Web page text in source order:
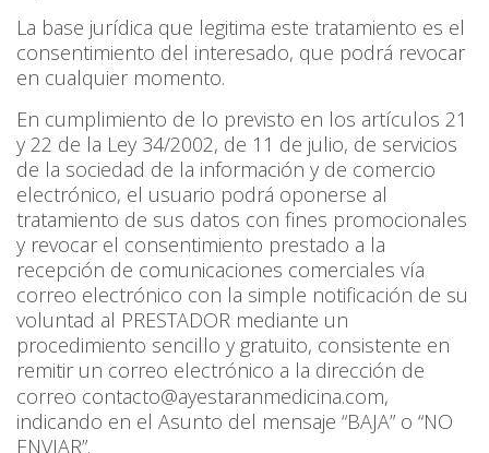
La base jurídica que legitima este tratamiento es el
consentimiento del interesado, que podrá revocar
en cualquier momento.
En cumplimiento de lo previsto en los artículos 21
y 22 de la Ley 34/2002, de 11 de julio, de servicios
de la sociedad de la información y de comercio
electrónico, el usuario podrá oponerse al
tratamiento de sus datos con fines promocionales
y revocar el consentimiento prestado a la
recepción de comunicaciones comerciales vía
correo electrónico con la simple notificación de su
voluntad al PRESTADOR mediante un
procedimiento sencillo y gratuito, consistente en
remitir un correo electrónico a la dirección de
correo contacto@ayestaranmedicina.com,
indicando en el Asunto del mensaje “BAJA” o “NO
ENVIAR”.